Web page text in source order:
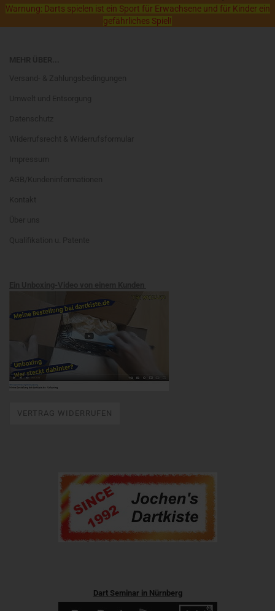
Warnung: Darts spielen ist ein Sport für Erwachsene und für Kinder ein
gefährliches Spiel!
VERTRAG WIDERRUFEN
Dart Seminar in Nürnberg